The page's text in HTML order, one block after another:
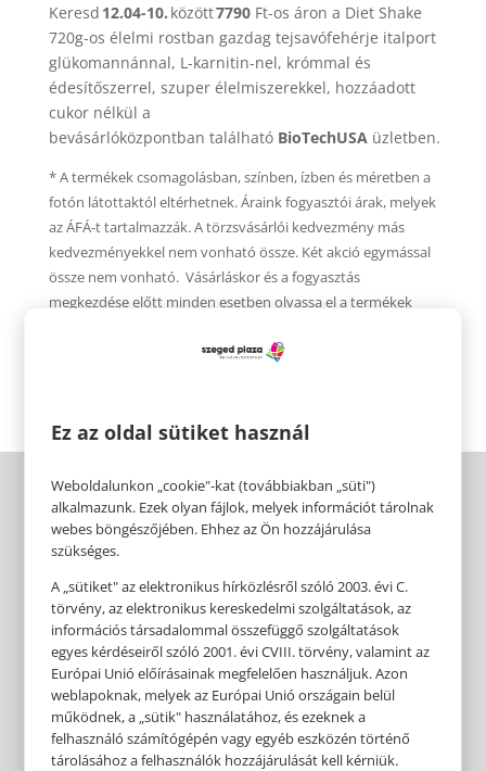
Keresd 12.04-10. között7790Ft-os áron a Diet Shake
720g-os élelmi rostban gazdag tejsavófehérje italport
glükomannánnal, L-karnitin-nel, krómmal és
édesítőszerrel, szuper élelmiszerekkel, hozzáadott
cukor nélkül a
bevásárlóközpontban található BioTechUSAüzletben.
* A termékek csomagolásban, színben, ízben és méretben a
fotón látottaktól eltérhetnek. Áraink fogyasztói árak, melyek
az ÁFÁ-t tartalmazzák. A törzsvásárlói kedvezmény más
kedvezményekkel nem vonható össze. Két akció egymással
össze nem vonható. Vásárláskor és a fogyasztás
megkezdése előtt minden esetben olvassa el a termékek
információt és figyelmeztetéseket!
Ez az oldal sütiket használ
Weboldalunkon „cookie"-kat (továbbiakban „süti")
alkalmazunk. Ezek olyan fájlok, melyek információt tárolnak
webes böngészőjében. Ehhez az Ön hozzájárulása
szükséges.
A „sütiket" az elektronikus hírközlésről szóló 2003. évi C.
törvény, az elektronikus kereskedelmi szolgáltatások, az
információs társadalommal összefüggő szolgáltatások
egyes kérdéseiről szóló 2001. évi CVIII. törvény, valamint az
Európai Unió előírásainak megfelelően használjuk. Azon
weblapoknak, melyek az Európai Unió országain belül
működnek, a „sütik" használatához, és ezeknek a
felhasználó számítógépén vagy egyéb eszközén történő
tárolásához a felhasználók hozzájárulását kell kérniük.